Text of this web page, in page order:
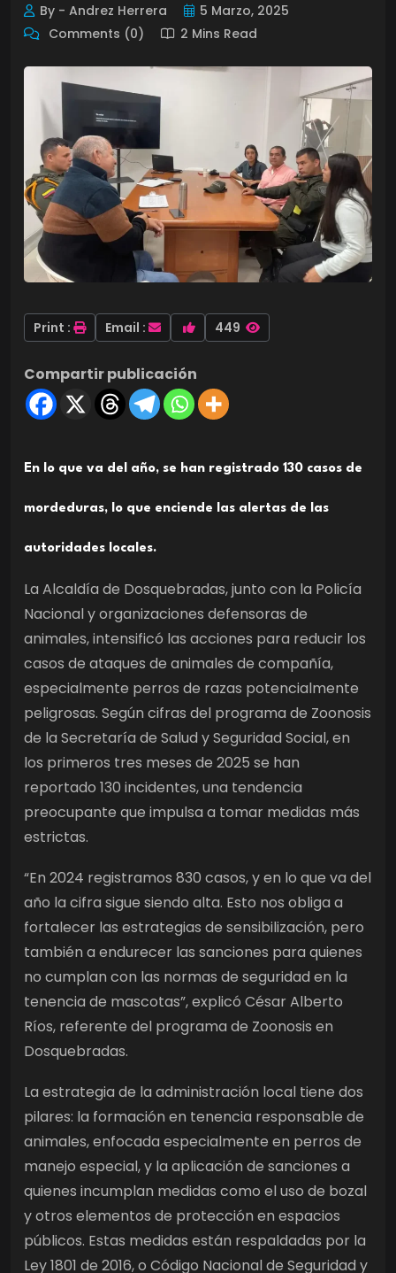
By - Andrez Herrera
5 Marzo, 2025
Comments (0)
2 Mins Read
Print : Email : 449
Compartir publicación
En lo que va del año, se han registrado 130 casos de
mordeduras, lo que enciende las alertas de las
autoridades locales.
La Alcaldía de Dosquebradas, junto con la Policía
Nacional y organizaciones defensoras de
animales, intensificó las acciones para reducir los
casos de ataques de animales de compañía,
especialmente perros de razas potencialmente
peligrosas. Según cifras del programa de Zoonosis
de la Secretaría de Salud y Seguridad Social, en
los primeros tres meses de 2025 se han
reportado 130 incidentes, una tendencia
preocupante que impulsa a tomar medidas más
estrictas.
“En 2024 registramos 830 casos, y en lo que va del
año la cifra sigue siendo alta. Esto nos obliga a
fortalecer las estrategias de sensibilización, pero
también a endurecer las sanciones para quienes
no cumplan con las normas de seguridad en la
tenencia de mascotas”, explicó César Alberto
Ríos, referente del programa de Zoonosis en
Dosquebradas.
La estrategia de la administración local tiene dos
pilares: la formación en tenencia responsable de
animales, enfocada especialmente en perros de
manejo especial, y la aplicación de sanciones a
quienes incumplan medidas como el uso de bozal
y otros elementos de protección en espacios
públicos. Estas medidas están respaldadas por la
Ley 1801 de 2016, o Código Nacional de Seguridad y